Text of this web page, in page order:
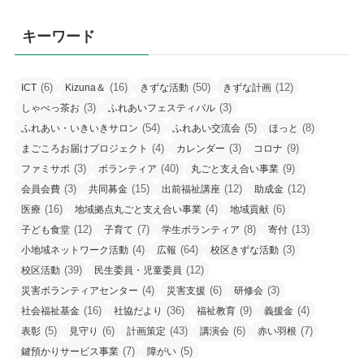
キーワード
ICT (6) Kizuna＆ (16) きずな活動 (50) きずな計画 (12)
しゃべっ茶お (3) ふれあいフェスティバル (3)
ふれあい・いきいきサロン (54) ふれあい交流会 (5) ほっと (8)
まごころお届けプロジェクト (4) カレンダー (3) コロナ (9)
ファミサポ (3) ボランティア (40) 丸ごと支え合い事業 (9)
会員会費 (3) 共同募金 (15) 出前福祉講座 (12) 助成金 (12)
医療 (16) 地域拠点丸ごと支え合い事業 (4) 地域貢献 (6)
子ども食堂 (12) 子育て (7) 学生ボランティア (8) 寄付 (13)
小地域ネットワーク活動 (4) 広報 (64) 校区きずな活動 (3)
校区活動 (39) 民生委員・児童委員 (12)
災害ボランティアセンター (4) 災害支援 (6) 研修会 (3)
社会福祉基金 (16) 社協だより (36) 福祉教育 (9) 義援金 (4)
表彰 (5) 見守り (6) 計画策定 (43) 講演会 (6) 赤い羽根 (7)
鍵預かりサービス事業 (7) 障がい (5)